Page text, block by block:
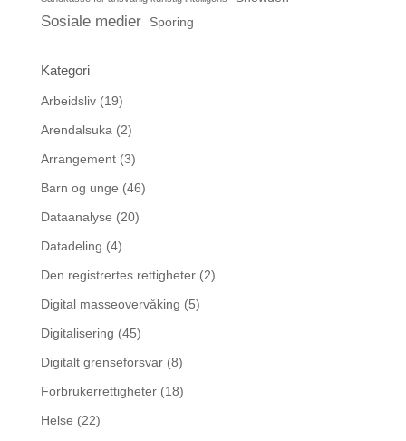
Sosiale medier Sporing
Kategori
Arbeidsliv(19)
Arendalsuka (2)
Arrangement(3)
Barn og unge (46)
Dataanalyse (20)
Datadeling (4)
Den registrertes rettigheter(2)
Digital masseovervåking (5)
Digitalisering (45)
Digitalt grenseforsvar(8)
Forbrukerrettigheter(18)
Helse (22)